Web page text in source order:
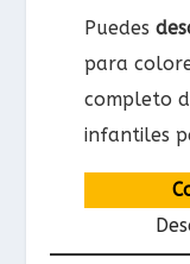
Puedes
para
completo
infantiles